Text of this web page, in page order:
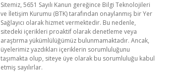
Sitemiz, 5651 Sayılı Kanun gereğince Bilgi Teknolojileri
ve İletişim Kurumu (BTK) tarafından onaylanmış bir Yer
Sağlayıcı olarak hizmet vermektedir. Bu nedenle,
sitedeki içerikleri proaktif olarak denetleme veya
araştırma yükümlülüğümüz bulunmamaktadır. Ancak,
üyelerimiz yazdıkları içeriklerin sorumluluğunu
taşımakta olup, siteye üye olarak bu sorumluluğu kabul
etmiş sayılırlar.